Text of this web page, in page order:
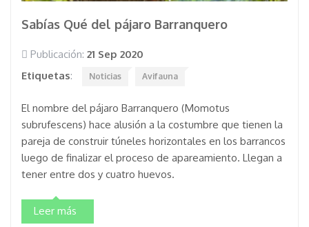
Sabías Qué del pájaro Barranquero
Publicación: 21 Sep 2020
Etiquetas: Noticias Avifauna
El nombre del pájaro Barranquero (Momotus
subrufescens) hace alusión a la costumbre que tienen la
pareja de construir túneles horizontales en los barrancos
luego de finalizar el proceso de apareamiento. Llegan a
tener entre dos y cuatro huevos.
Leer más